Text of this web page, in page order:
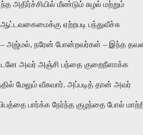
அதிர்ச்சியில் மீண்டும் சுழல் மற்றும்
ஏற்றபடி பந்துவீச்சு
– அஜ்மல், நரேன் போன்றவர்கள் – இந்த
அவர் அஞ்சி பந்தை குறைநீளாக்க
மேலும் வீசுவார். அப்படித் தான் அவர்
பார்க்க நேர்ந்த குழந்தை போல்